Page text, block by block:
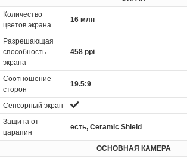
Количество
цветов экрана
16 млн
Разрешающая
способность
экрана
458 ppi
Соотношение
сторон
19.5:9
Сенсорный экран
Защита от
царапин
есть, Ceramic Shield
ОСНОВНАЯ КАМЕРА